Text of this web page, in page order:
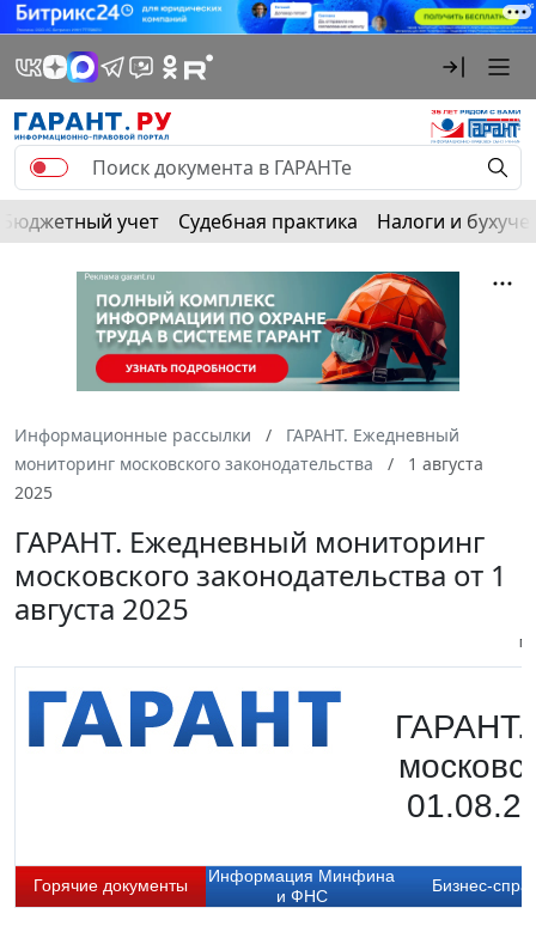
Бюджетный учет Судебная практика Налоги и
Информационные рассылки
ГАРАНТ. Ежедневный
мониторинг московского законодательства
1 августа
2025
ГАРАНТ. Ежедневный мониторинг
московского законодательства от 1
августа 2025
ГАРАНТ.
Горячие документы
Информация Минфина
и ФНС
Бизнес-